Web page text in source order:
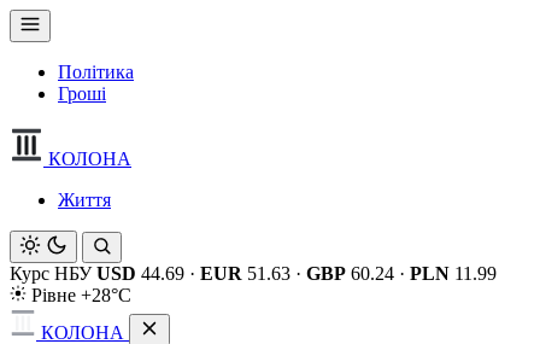
Політика
Гроші
КОЛОНА
Життя
Курс НБУ USD 44.69 · EUR 51.63 · GBP 60.24 · PLN 11.99
Рівне +28°C
КОЛОНА